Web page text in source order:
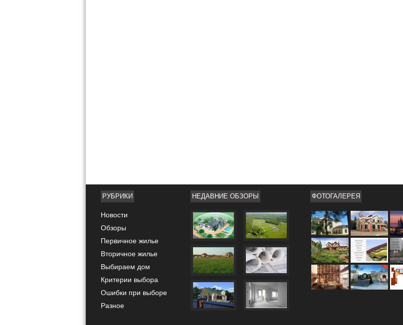
РУБРИКИ
Новости
Обзоры
Первичное жилье
Вторичное жилье
Выбираем дом
Критерии выбора
Ошибки при выборе
Разное
НЕДАВНИЕ ОБЗОРЫ ФОТОГАЛЕРЕЯ